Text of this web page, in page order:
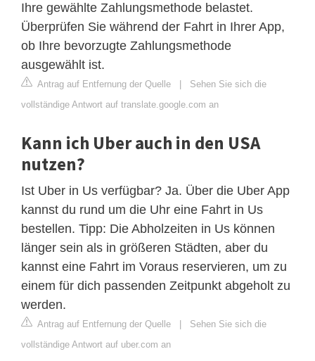
Ihre gewählte Zahlungsmethode belastet.
Überprüfen Sie während der Fahrt in Ihrer App,
ob Ihre bevorzugte Zahlungsmethode
ausgewählt ist.
Antrag auf Entfernung der Quelle
Sehen Sie sich die
vollständige Antwort auf translate.google.com an
Kann ich Uber auch in den USA
nutzen?
Ist Uber in Us verfügbar? Ja. Über die Uber App
kannst du rund um die Uhr eine Fahrt in Us
bestellen. Tipp: Die Abholzeiten in Us können
länger sein als in größeren Städten, aber du
kannst eine Fahrt im Voraus reservieren, um zu
einem für dich passenden Zeitpunkt abgeholt zu
werden.
Antrag auf Entfernung der Quelle
Sehen Sie sich die
vollständige Antwort auf uber.com an